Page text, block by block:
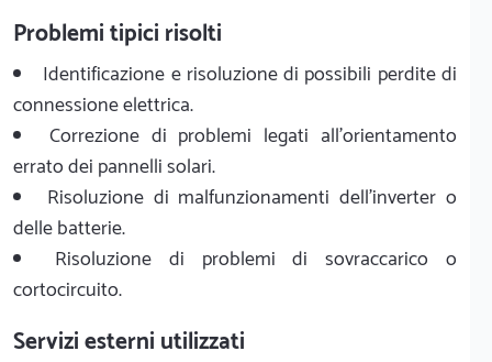
Problemi tipici risolti
Identificazione e risoluzione di possibili perdite di
connessione elettrica.
Correzione di problemi legati all'orientamento
errato dei pannelli solari.
Risoluzione di malfunzionamenti dell'inverter o
delle batterie.
Risoluzione di problemi di sovraccarico o
cortocircuito.
Servizi esterni utilizzati